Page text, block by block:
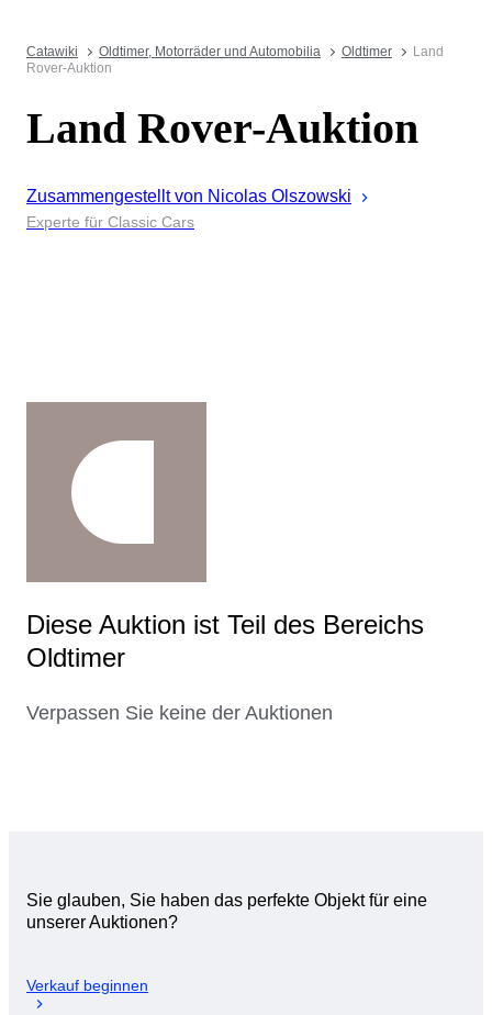
Catawiki Oldtimer, Motorräder und Automobilia Oldtimer
Land
Rover-Auktion
Land Rover-Auktion
Zusammengestellt von Nicolas Olszowski
Experte für Classic Cars
Diese Auktion ist Teil des Bereichs
Oldtimer
Verpassen Sie keine der Auktionen
Sie glauben, Sie haben das perfekte Objekt für eine
unserer Auktionen?
Verkauf beginnen